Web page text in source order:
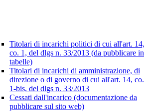
Titolari di incarichi politici di cui all'art. 14,
co. 1, del dlgs n. 33/2013 (da pubblicare in
tabelle)
Titolari di incarichi di amministrazione, di
direzione o di governo di cui all'art. 14, co.
1-bis, del dlgs n. 33/2013
Cessati dall'incarico (documentazione da
pubblicare sul sito web)